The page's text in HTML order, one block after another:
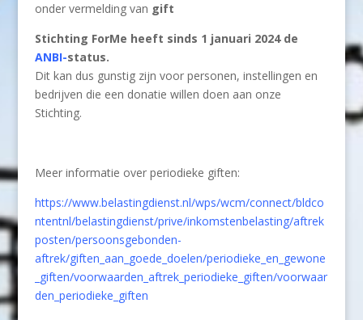
onder vermelding van gift
Stichting ForMe heeft sinds 1 januari 2024 de
ANBI-status.
Dit kan dus gunstig zijn voor personen, instellingen en
bedrijven die een donatie willen doen aan onze
Stichting.
Meer informatie over periodieke giften:
https://www.belastingdienst.nl/wps/wcm/connect/bldco
ntentnl/belastingdienst/prive/inkomstenbelasting/aftrek
posten/persoonsgebonden-
aftrek/giften_aan_goede_doelen/periodieke_en_gewone
_giften/voorwaarden_aftrek_periodieke_giften/voorwaar
den_periodieke_giften